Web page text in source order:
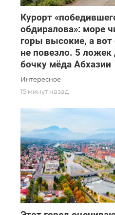
Курорт
обдиралова»: море
горы высокие, а
не повезло. 5 ложек
бочку мёда Абхазии
Интересное
15 минут назад